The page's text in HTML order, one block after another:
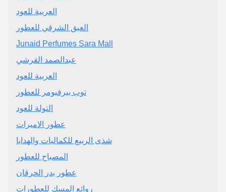
العربية للعود
العبق الشرقي للعطور
Junaid Perfumes Sara Mall
عبدالصمد القرشي
العربية للعود
توب بيرفيومر للعطور
التولة للعود
عطور الاميرات
شذى الربيع للكماليات والهدايا
المصباح للعطور
عطور بدر الحرقان
روائع المسك للعطورات